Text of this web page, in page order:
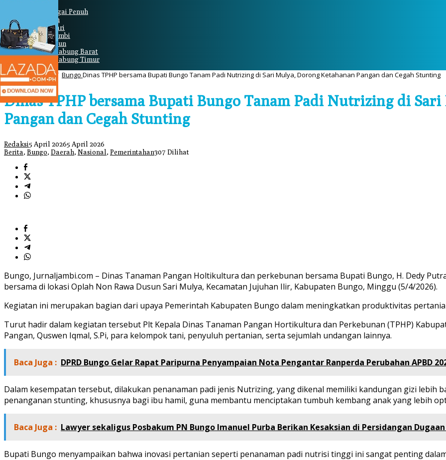
Kota Sungai Penuh
Merangin
Batanghari
Muaro Jambi
Sarolangun
Tanjung Jabung Barat
Tanjung Jabung Timur
Home / Daerah / Bungo Dinas TPHP bersama Bupati Bungo Tanam Padi Nutrizing di Sari Mulya, Dorong Ketahanan Pangan dan Cegah Stunting
Dinas TPHP bersama Bupati Bungo Tanam Padi Nutrizing di
Pangan dan Cegah Stunting
Redaksi5 April 20265 April 2026
Berita, Bungo, Daerah, Nasional , Pemerintahan307 Dilihat
Bungo, Jurnaljambi.com – Dinas Tanaman Pangan Holtikultura dan perkebunan bersama Bupati Bungo, H. Dedy
bersama di lokasi Oplah Non Rawa Dusun Sari Mulya, Kecamatan Jujuhan Ilir, Kabupaten Bungo, Minggu (5/4/2026).
Kegiatan ini merupakan bagian dari upaya Pemerintah Kabupaten Bungo dalam meningkatkan produktivitas
Turut hadir dalam kegiatan tersebut Plt Kepala Dinas Tanaman Pangan Hortikultura dan Perkebunan (TPHP)
Pangan, Quswen Iqmal, S.Pi, para kelompok tani, penyuluh pertanian, serta sejumlah undangan lainnya.
Baca Juga : DPRD Bungo Gelar Rapat Paripurna Penyampaian Nota Pengantar Ranperda Perubahan APBD
Dalam kesempatan tersebut, dilakukan penanaman padi jenis Nutrizing, yang dikenal memiliki kandungan gizi lebih
penanganan stunting, khususnya bagi ibu hamil, guna membantu menciptakan tumbuh kembang anak yang lebih
Baca Juga : Lawyer sekaligus Posbakum PN Bungo Imanuel Purba Berikan Kesaksian di Persidangan
Bupati Bungo menyampaikan bahwa inovasi pertanian seperti penanaman padi nutrisi tinggi ini sangat penting